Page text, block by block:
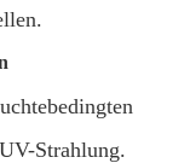
Strahlung.